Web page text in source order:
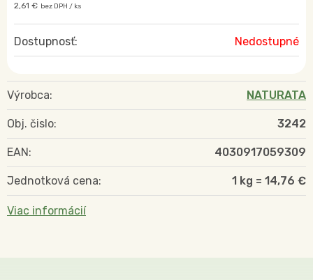
2,61 € bez DPH / ks
Dostupnosť: Nedostupné
Výrobca: NATURATA
Obj. čislo: 3242
EAN: 4030917059309
Jednotková cena: 1 kg = 14,76 €
Viac informácií